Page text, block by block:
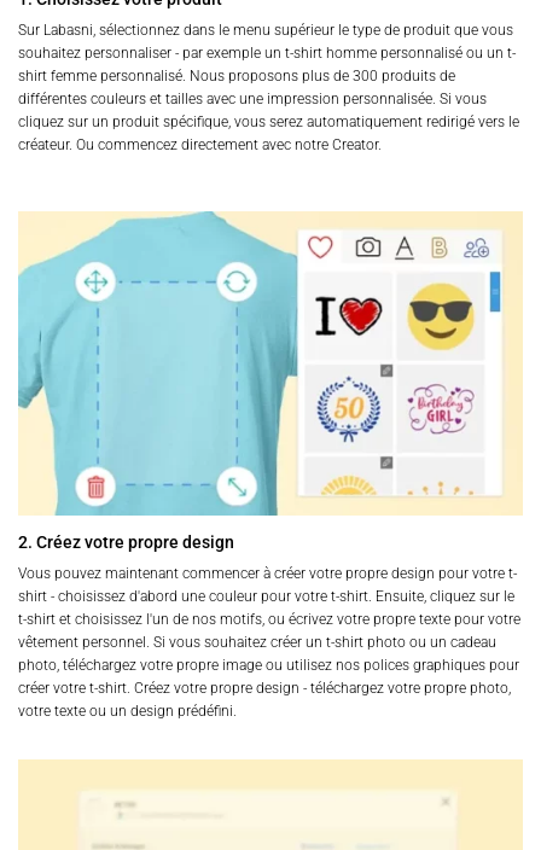
Sur Labasni, sélectionnez dans le menu supérieur le type de produit que vous
souhaitez personnaliser - par exemple un t-shirt homme personnalisé ou un t-
shirt femme personnalisé. Nous proposons plus de 300 produits de
différentes couleurs et tailles avec une impression personnalisée. Si vous
cliquez sur un produit spécifique, vous serez automatiquement redirigé vers le
créateur. Ou commencez directement avec notre Creator.
2. Créez votre propre design
Vous pouvez maintenant commencer à créer votre propre design pour votre t-
shirt - choisissez d'abord une couleur pour votre t-shirt. Ensuite, cliquez sur le
t-shirt et choisissez l'un de nos motifs, ou écrivez votre propre texte pour votre
vêtement personnel. Si vous souhaitez créer un t-shirt photo ou un cadeau
photo, téléchargez votre propre image ou utilisez nos polices graphiques pour
créer votre t-shirt. Créez votre propre design - téléchargez votre propre photo,
votre texte ou un design prédéfini.